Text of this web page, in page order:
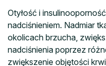
Otyłość i
nadciśnieniem. Nadmiar
okolicach brzucha,
nadciśnienia poprzez
zwiększenie objętości